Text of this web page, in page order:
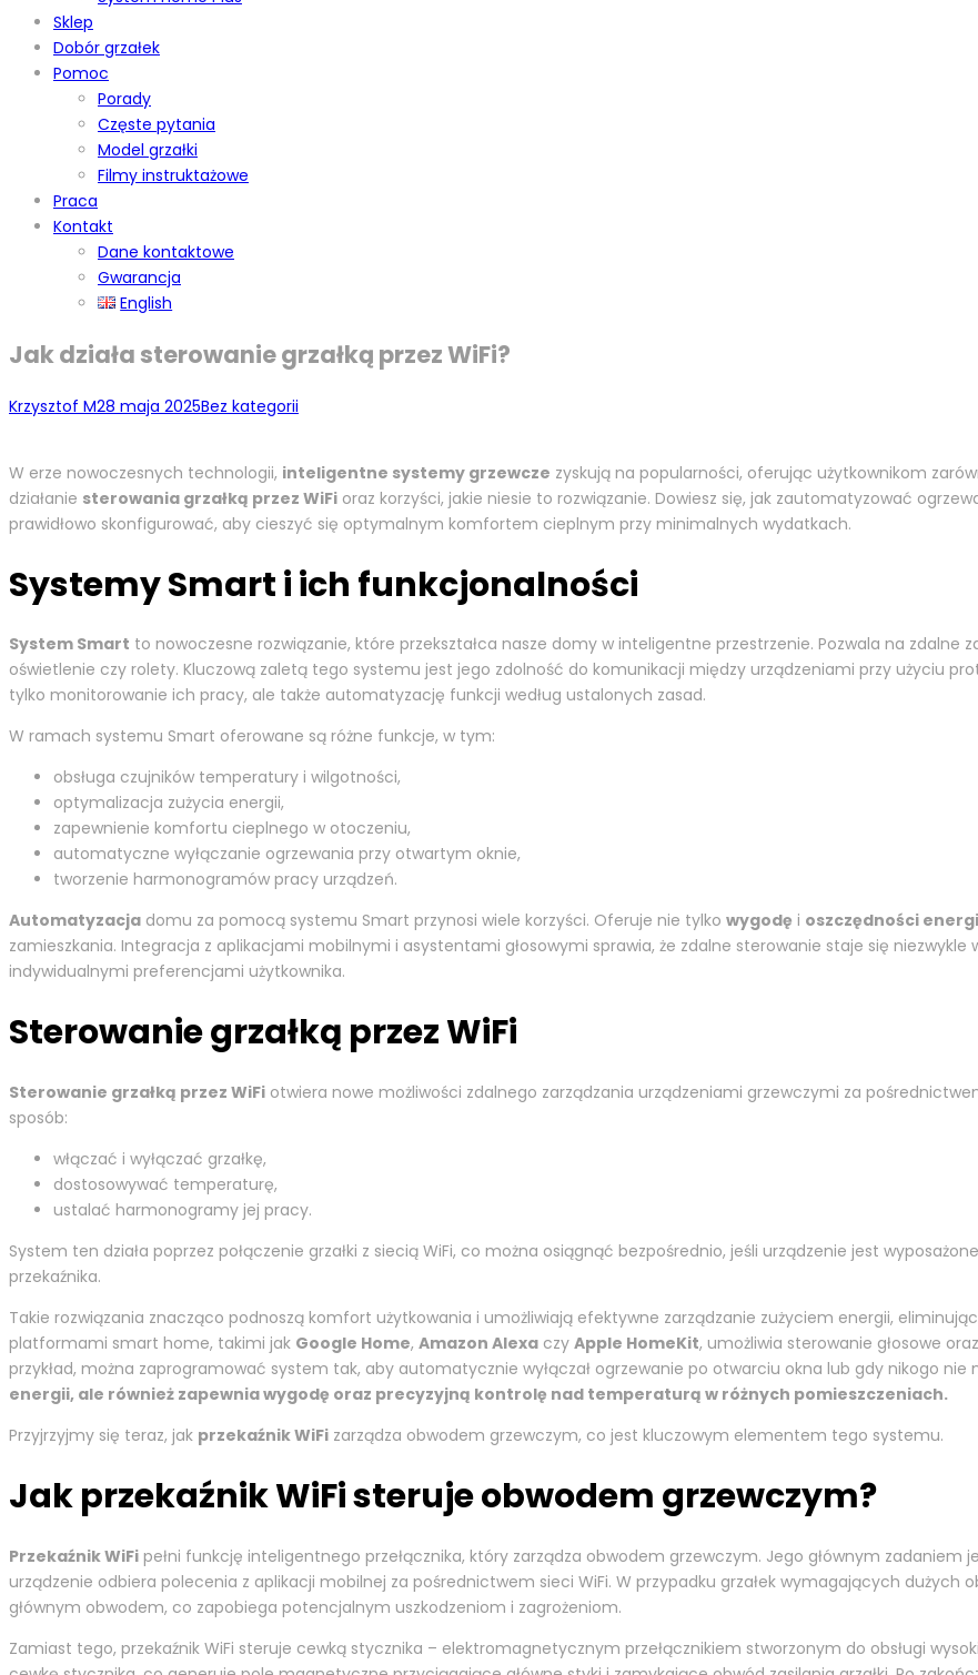
Sklep
Dobór grzałek
Pomoc
Porady
Częste pytania
Model grzałki
Filmy instruktażowe
Praca
Kontakt
Dane kontaktowe
Gwarancja
English
Jak działa sterowanie grzałką przez WiFi?
Krzysztof M28 maja 2025Bez kategorii
W erze nowoczesnych technologii, inteligentne systemy grzewcze zyskują na popularności, oferując użytkownikom
działanie sterowania grzałką przez WiFi oraz korzyści, jakie niesie to rozwiązanie. Dowiesz się, jak zautomatyzować
prawidłowo skonfigurować, aby cieszyć się optymalnym komfortem cieplnym przy minimalnych wydatkach.
Systemy Smart i ich funkcjonalności
System Smart to nowoczesne rozwiązanie, które przekształca nasze domy w inteligentne przestrzenie. Pozwala na zdalne
oświetlenie czy rolety. Kluczową zaletą tego systemu jest jego zdolność do komunikacji między urządzeniami przy użyciu
tylko monitorowanie ich pracy, ale także automatyzację funkcji według ustalonych zasad.
W ramach systemu Smart oferowane są różne funkcje, w tym:
obsługa czujników temperatury i wilgotności,
optymalizacja zużycia energii,
zapewnienie komfortu cieplnego w otoczeniu,
automatyczne wyłączanie ogrzewania przy otwartym oknie,
tworzenie harmonogramów pracy urządzeń.
Automatyzacja domu za pomocą systemu Smart przynosi wiele korzyści. Oferuje nie tylko wygodę i oszczędności
zamieszkania. Integracja z aplikacjami mobilnymi i asystentami głosowymi sprawia, że zdalne sterowanie staje się
indywidualnymi preferencjami użytkownika.
Sterowanie grzałką przez WiFi
Sterowanie grzałką przez WiFi otwiera nowe możliwości zdalnego zarządzania urządzeniami grzewczymi za
sposób:
włączać i wyłączać grzałkę,
dostosowywać temperaturę,
ustalać harmonogramy jej pracy.
System ten działa poprzez połączenie grzałki z siecią WiFi, co można osiągnąć bezpośrednio, jeśli urządzenie jest
przekaźnika.
Takie rozwiązania znacząco podnoszą komfort użytkowania i umożliwiają efektywne zarządzanie zużyciem energii,
platformami smart home, takimi jak Google Home, Amazon Alexa czy Apple HomeKit, umożliwia sterowanie głosowe
przykład, można zaprogramować system tak, aby automatycznie wyłączał ogrzewanie po otwarciu okna lub gdy nikogo nie
energii, ale również zapewnia wygodę oraz precyzyjną kontrolę nad temperaturą w różnych pomieszczeniach.
Przyjrzyjmy się teraz, jak przekaźnik WiFi zarządza obwodem grzewczym, co jest kluczowym elementem tego systemu.
Jak przekaźnik WiFi steruje obwodem grzewczym?
Przekaźnik WiFi pełni funkcję inteligentnego przełącznika, który zarządza obwodem grzewczym. Jego głównym zadaniem
urządzenie odbiera polecenia z aplikacji mobilnej za pośrednictwem sieci WiFi. W przypadku grzałek wymagających dużych
głównym obwodem, co zapobiega potencjalnym uszkodzeniom i zagrożeniom.
Zamiast tego, przekaźnik WiFi steruje cewką stycznika – elektromagnetycznym przełącznikiem stworzonym do obsługi